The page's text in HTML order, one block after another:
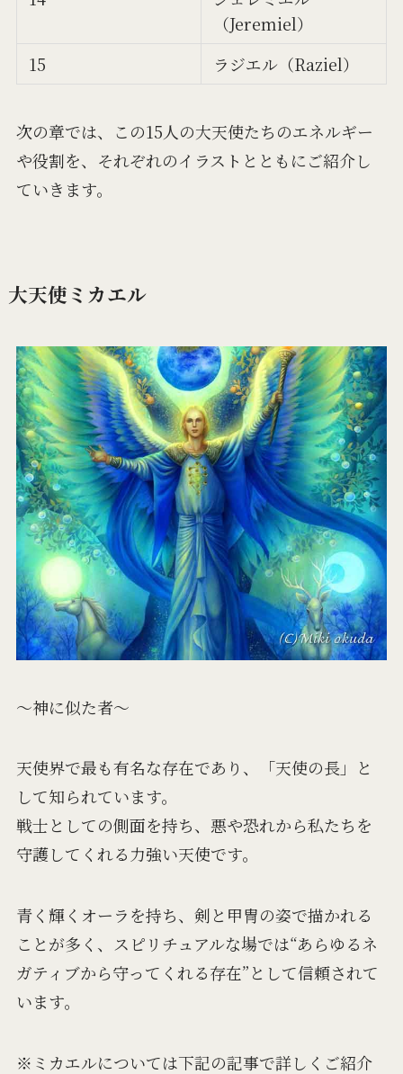
（Jeremiel）
15
ラジエル（Raziel）
次の章では、この15人の大天使たちのエネルギー
や役割を、それぞれのイラストとともにご紹介し
ていきます。
大天使ミカエル
～神に似た者～
天使界で最も有名な存在であり、「天使の長」と
して知られています。
戦士としての側面を持ち、悪や恐れから私たちを
守護してくれる力強い天使です。
青く輝くオーラを持ち、剣と甲冑の姿で描かれる
ことが多く、スピリチュアルな場では“あらゆるネ
ガティブから守ってくれる存在”として信頼されて
います。
※ミカエルについては下記の記事で詳しくご紹介